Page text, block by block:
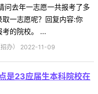
问去年一志愿一共报考了多
一志愿呢？回复内容:你
考的院校。 ...
招办） 2022-11-09
是23应届生本科院校在